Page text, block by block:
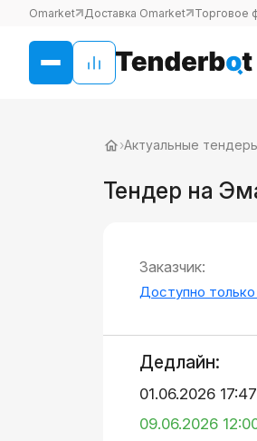
Omarket Доставка Omarket Торговое
›Актуальные
Тендер на
Заказчик:
Доступно
Дедлайн:
01.06.2026 17:47
09.06.2026